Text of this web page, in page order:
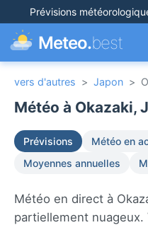
Prévisions
Meteo.best
vers d'autres > Japon >
Météo à
Prévisions Météo en
Moyennes annuelles
Météo en direct à
partiellement nuageux.